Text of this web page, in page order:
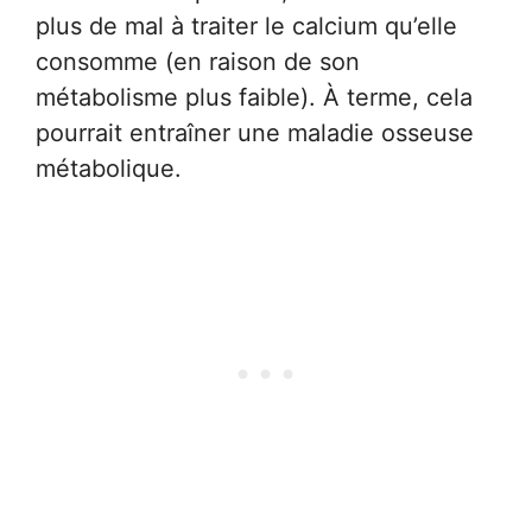
plus de mal à traiter le calcium qu’elle
consomme (en raison de son
métabolisme plus faible). À terme, cela
pourrait entraîner une maladie osseuse
métabolique.